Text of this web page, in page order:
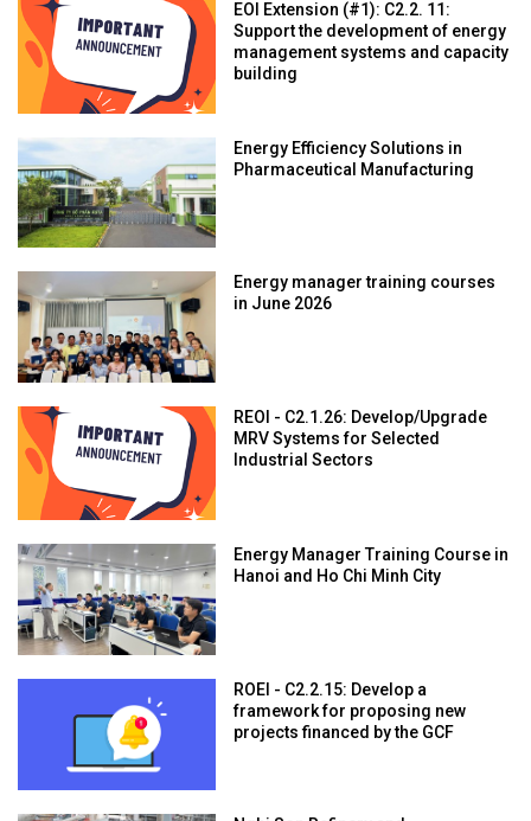
EOI Extension (#1): C2.2. 11:
Support the development of energy
management systems and capacity
building
Energy Efficiency Solutions in
Pharmaceutical Manufacturing
Energy manager training courses
in June 2026
REOI - C2.1.26: Develop/Upgrade
MRV Systems for Selected
Industrial Sectors
Energy Manager Training Course in
Hanoi and Ho Chi Minh City
ROEI - C2.2.15: Develop a
framework for proposing new
projects financed by the GCF